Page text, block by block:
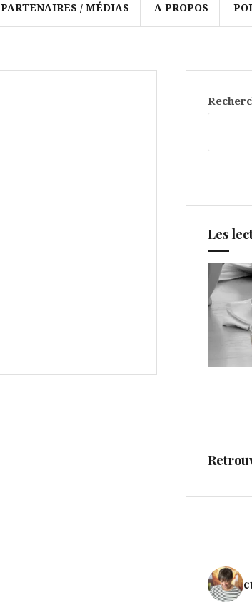
PARTENAIRES / MÉDIAS A PROPOS
Les